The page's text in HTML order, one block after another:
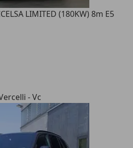
LIMITED (180KW) 8m E5
- Vc